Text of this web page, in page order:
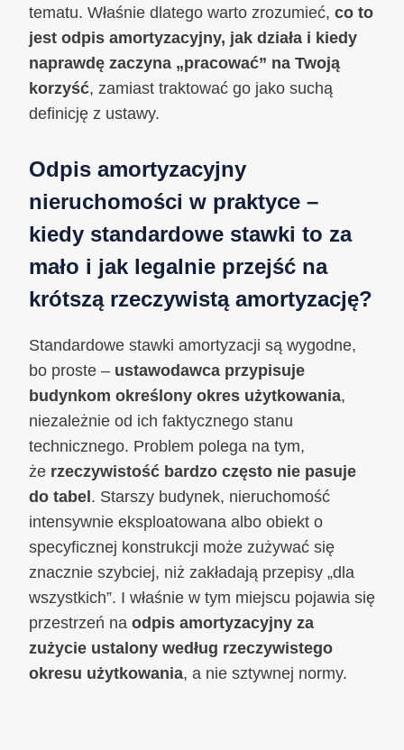
tematu. Właśnie dlatego warto zrozumieć, co to
jest odpis amortyzacyjny, jak działa i kiedy
naprawdę zaczyna „pracować” na Twoją
korzyść, zamiast traktować go jako suchą
definicję z ustawy.
Odpis amortyzacyjny
nieruchomości w praktyce –
kiedy standardowe stawki to za
mało i jak legalnie przejść na
krótszą rzeczywistą amortyzację?
Standardowe stawki amortyzacji są wygodne,
bo proste – ustawodawca przypisuje
budynkom określony okres użytkowania,
niezależnie od ich faktycznego stanu
technicznego. Problem polega na tym,
że rzeczywistość bardzo często nie pasuje
do tabel . Starszy budynek, nieruchomość
intensywnie eksploatowana albo obiekt o
specyficznej konstrukcji może zużywać się
znacznie szybciej, niż zakładają przepisy „dla
wszystkich”. I właśnie w tym miejscu pojawia się
przestrzeń na odpis amortyzacyjny za
zużycie ustalony według rzeczywistego
okresu użytkowania, a nie sztywnej normy.